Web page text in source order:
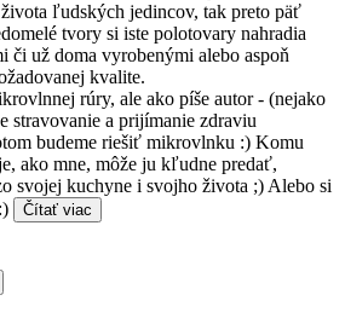
ľudských jedincov, tak preto päť
tvory si iste polotovary nahradia
či už doma vyrobenými alebo aspoň
kvalite.
rúry, ale ako píše autor - (nejako
stravovanie a prijímanie zdraviu
budeme riešiť mikrovlnku :) Komu
ako mne, môže ju kľudne predať,
svojej kuchyne i svojho života ;) Alebo si
Čítať viac